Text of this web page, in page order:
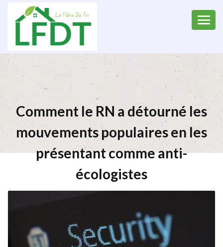
Comment le RN a détourné les
mouvements populaires en les
présentant comme anti-
écologistes